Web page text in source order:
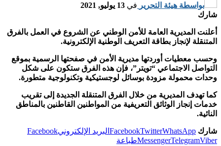
بواسطة هيئة التحرير في 13 يوليو, 2021
شارك
أعلنت المديرية العامة للأمن الوطني عن الشروع في العمل بالفرق
المتنقلة لإنجاز بطاقة التعريف الوطنية الإلكترونية.
وحسب معطيات أوردتها مديرية الأمن في صفحتها الرسمية بموقع
التواصل الاجتماعي “تويتر”، فإن هذه الفرق ستكون على شكل
وحدات محمولة مزودة بوسائل لوجستيكية وتكنولوجية متطورة.
كما تهدف المديرية من خلال الفرق المتنقلة الجديدة إلى تقريب
خدمات إنجاز الوثائق التعريفية من المواطنين القاطنين بالمناطق
النائية.
شارك FacebookTwitterWhatsApp البريد الإلكترونيFacebook
MessengerTelegramViber طباعة